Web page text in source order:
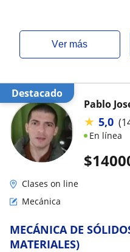
ver más
Destacado
$
Pablo
★ 5,0
En línea
Clases on line
Mecánica
MECÁNICA DE
MATERIALES)